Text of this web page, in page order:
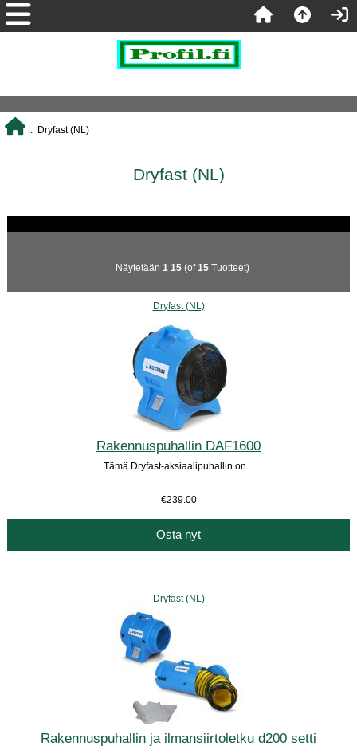
:: Dryfast (NL)
Dryfast (NL)
Näytetään 1 15 (of15 Tuotteet)
Dryfast (NL)
Rakennuspuhallin DAF1600
Tämä Dryfast-aksiaalipuhallin on...
€239.00
Osta nyt
Dryfast (NL)
Rakennuspuhallin ja ilmansiirtoletku d200 setti